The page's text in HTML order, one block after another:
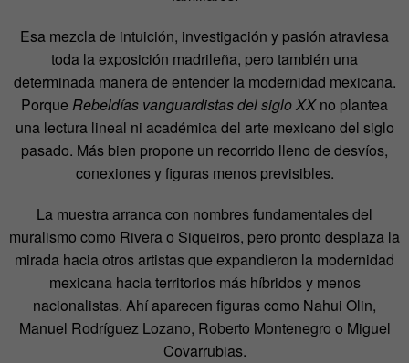
Esa mezcla de intuición, investigación y pasión atraviesa
toda la exposición madrileña, pero también una
determinada manera de entender la modernidad mexicana.
Porque Rebeldías vanguardistas del siglo XXno plantea
una lectura lineal ni académica del arte mexicano del siglo
pasado. Más bien propone un recorrido lleno de desvíos,
conexiones y figuras menos previsibles.
La muestra arranca con nombres fundamentales del
muralismo como Rivera o Siqueiros, pero pronto desplaza la
mirada hacia otros artistas que expandieron la modernidad
mexicana hacia territorios más híbridos y menos
nacionalistas. Ahí aparecen figuras como Nahui Olin,
Manuel Rodríguez Lozano, Roberto Montenegro o Miguel
Covarrubias.